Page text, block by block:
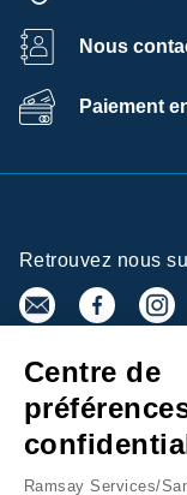
Nous
Paiement
Retrouvez nous
Inscrivez-vous à
Centre de
Ramsay Services/